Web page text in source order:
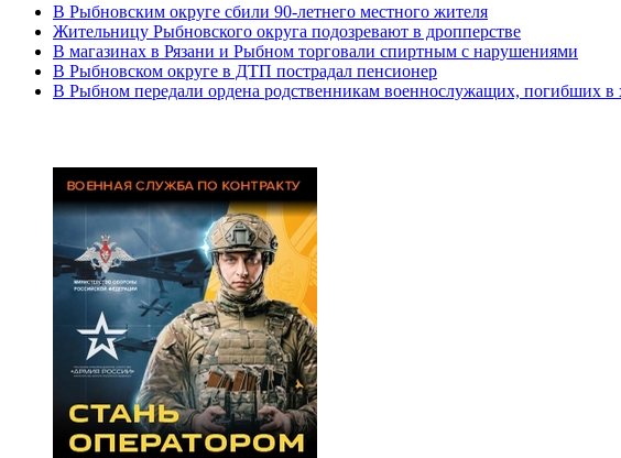
В Рыбновским округе сбили 90-летнего местного жителя
Жительницу Рыбновского округа подозревают в дропперстве
В магазинах в Рязани и Рыбном торговали спиртным с нарушениями
В Рыбновском округе в ДТП пострадал пенсионер
В Рыбном передали ордена родственникам военнослужащих, погибших